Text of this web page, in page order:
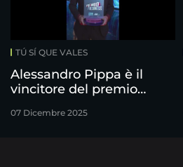
TÚ SÍ QUE VALES
Alessandro Pippa è il
vincitore del premio
07 Dicembre 2025